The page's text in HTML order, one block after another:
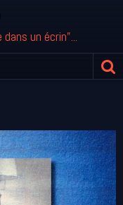
un écrin"...